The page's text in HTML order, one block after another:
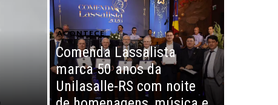
ACONTECE
Comenda Lassalista
marca 50 anos da
Unilasalle-RS com noite